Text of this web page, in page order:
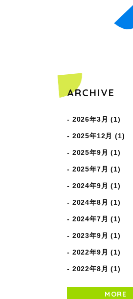
ARCHIVE
2026年3月 (1)
2025年12月 (1)
2025年9月 (1)
2025年7月 (1)
2024年9月 (1)
2024年8月 (1)
2024年7月 (1)
2023年9月 (1)
2022年9月 (1)
2022年8月 (1)
MORE